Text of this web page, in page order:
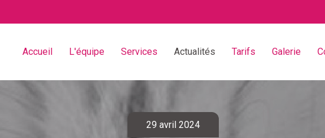
Accueil L'équipe Services Actualités Tarifs Galerie
29 avril 2024